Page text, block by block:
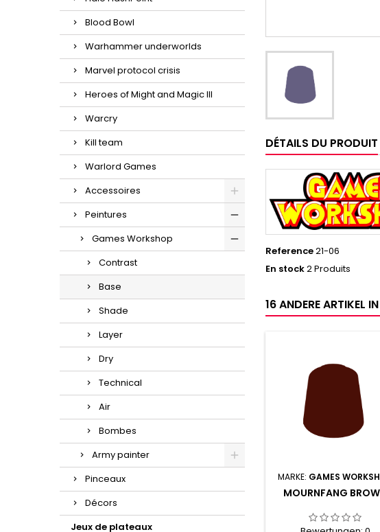
Blood Bowl
Warhammer underworlds
Marvel protocol crisis
Heroes of Might and Magic III
Warcry
Kill team
Warlord Games
Accessoires
Peintures
Games Workshop
Contrast
Base
Shade
Layer
Dry
Technical
Air
Bombes
Army painter
Pinceaux
Décors
Jeux de plateaux
DÉTAILS DU PRODUIT
Reference21-06
En stock2 Produits
16 ANDERE ARTIKEL
MARKE: GAMES
MOURNFANG